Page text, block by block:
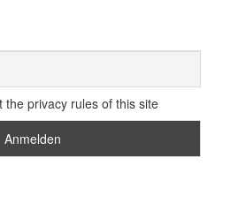
the privacy rules of this site